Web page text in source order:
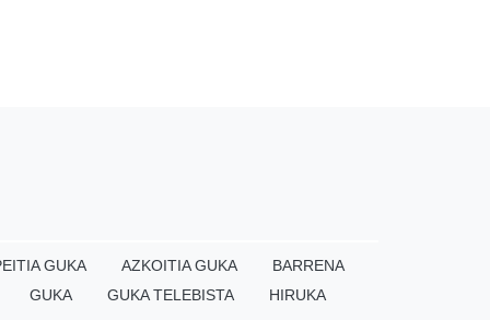
GUKA AZKOITIA GUKA
BARRENA
GUKA GUKA TELEBISTA
HIRUKA